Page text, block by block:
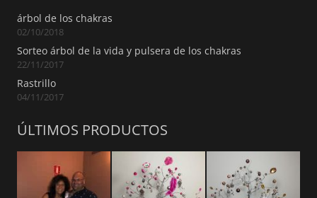
árbol de los chakras
02/10/2018
Sorteo árbol de la vida y pulsera de los chakras
22/11/2017
Rastrillo
04/11/2017
ÚLTIMOS PRODUCTOS